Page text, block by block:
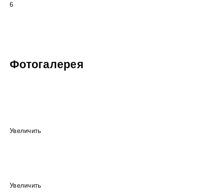
6
Фотогалерея
Увеличить
Увеличить